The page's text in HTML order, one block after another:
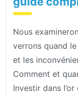
Nous
verrons quand
et les
Comment et
Investir dans